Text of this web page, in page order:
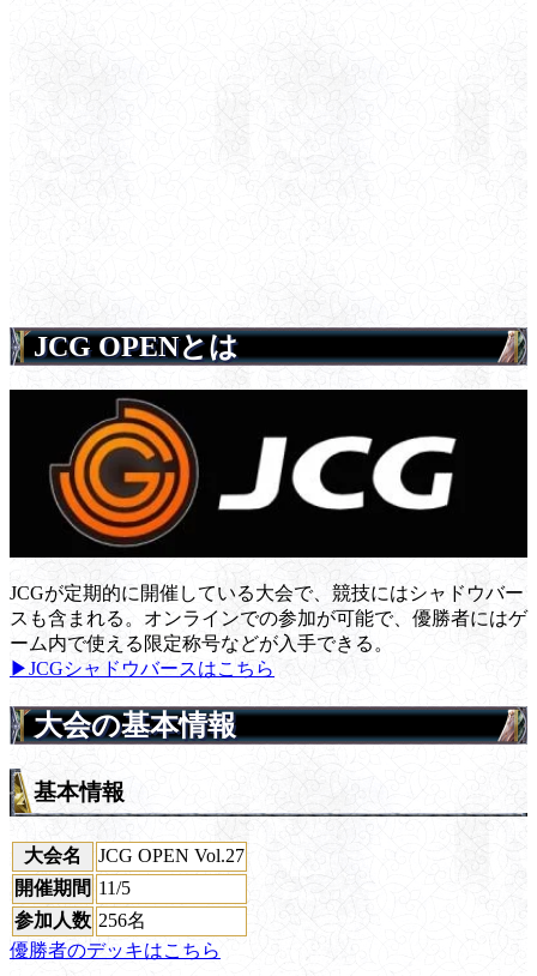
JCG OPENとは
JCGが定期的に開催している大会で、競技にはシャドウバー
スも含まれる。オンラインでの参加が可能で、優勝者にはゲ
ーム内で使える限定称号などが入手できる。
▶JCGシャドウバースはこちら
大会の基本情報
基本情報
大会名
JCG OPEN Vol.27
開催期間 11/5
参加人数 256名
優勝者のデッキはこちら